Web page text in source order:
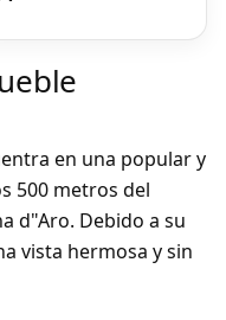
en una popular y
500 metros del
d"Aro. Debido a su
vista hermosa y sin